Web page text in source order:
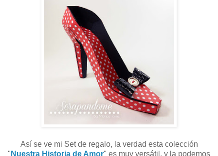
Así se ve mi Set de regalo, la verdad esta colección
" Nuestra Historia de Amor" es muy versátil, y la podemos